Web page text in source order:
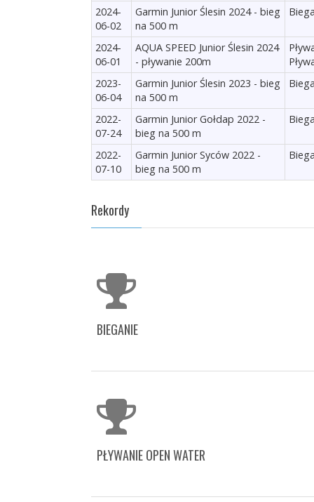
2024-
06-02
Garmin Junior Ślesin 2024 - bieg
na 500 m
2024-
06-01
AQUA SPEED Junior Ślesin 2024
- pływanie 200m
2023-
06-04
Garmin Junior Ślesin 2023 - bieg
na 500 m
2022-
07-24
Garmin Junior Gołdap 2022 -
bieg na 500 m
2022-
07-10
Garmin Junior Syców 2022 -
bieg na 500 m
Rekordy
BIEGANIE
PŁYWANIE OPEN WATER